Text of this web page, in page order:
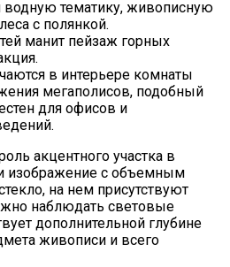
водную тематику, живописную
с полянкой.
манит пейзаж горных
в интерьере комнаты
мегаполисов, подобный
для офисов и
акцентного участка в
изображение с объемным
на нем присутствуют
наблюдать световые
дополнительной глубине
живописи и всего